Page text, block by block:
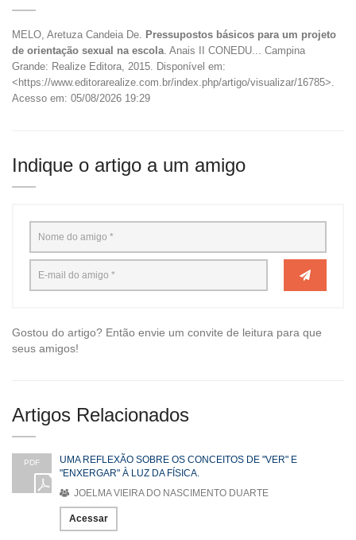
MELO, Aretuza Candeia De.
Pressupostos básicos para um projeto
de orientação sexual na escola . Anais II CONEDU... Campina
Grande: Realize Editora, 2015. Disponível em:
<https://www.editorarealize.com.br/index.php/artigo/visualizar/16785>.
Acesso em: 05/08/2026 19:29
Indique o artigo a um amigo
Gostou do artigo? Então envie um convite de leitura para que
seus amigos!
Artigos Relacionados
PDF
UMA REFLEXÃO SOBRE OS CONCEITOS DE "VER" E
"ENXERGAR" À LUZ DA FÍSICA.
JOELMA VIEIRA DO NASCIMENTO DUARTE
Acessar